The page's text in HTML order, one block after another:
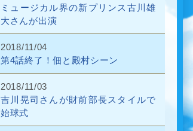
ミュージカル界の新プリンス古川雄
大さんが出演
2018/11/04
第4話終了！佃と殿村シーン
2018/11/03
吉川晃司さんが財前部長スタイルで
始球式